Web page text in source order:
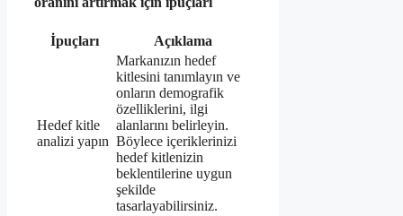
İpuçları Açıklama
Hedef kitle
analizi yapın
Markanızın hedef
kitlesini tanımlayın ve
onların demografik
özelliklerini, ilgi
alanlarını belirleyin.
Böylece içeriklerinizi
hedef kitlenizin
beklentilerine uygun
şekilde
tasarlayabilirsiniz.